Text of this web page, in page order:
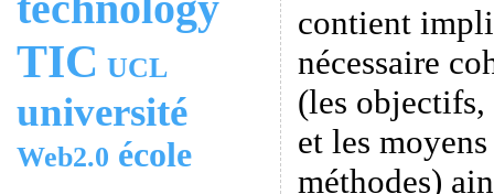
TIC UCL
université
Web2.0 école
contient
nécessaire
(les
et les
méthodes)